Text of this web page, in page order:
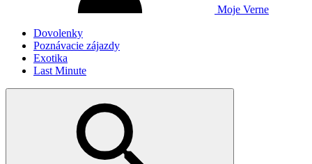
Moje Verne
Dovolenky
Poznávacie zájazdy
Exotika
Last Minute